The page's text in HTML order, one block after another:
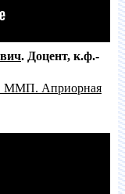
Доцент к.ф.-
ММП. Априорная